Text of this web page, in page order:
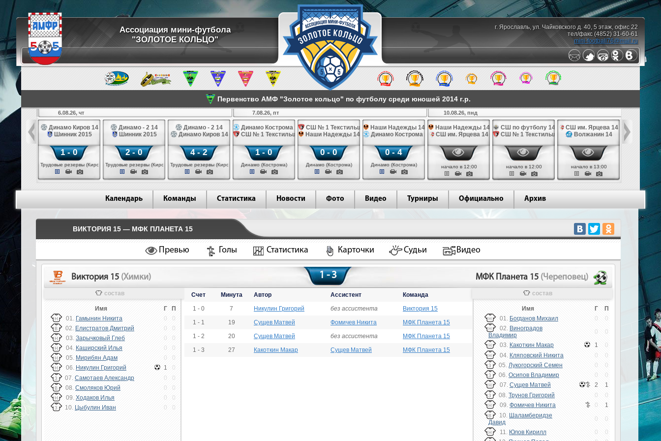
Ассоциация мини-футбола
"ЗОЛОТОЕ КОЛЬЦО"
г. Ярославль, ул. Чайковского д. 40, 5 этаж, офис 22
тел/факс (4852) 31-60-61
mini-football76@mail.ru
Первенство АМФ "Золотое кольцо" по футболу среди юношей 2014 г.р.
белые 14
6.08.26, чт
Динамо Киров 14
Шинник 2015
1 - 0
Трудовые резервы (Киров)
Динамо - 2 14
Шинник 2015
2 - 0
Трудовые резервы (Киров)
Динамо - 2 14
Динамо Киров 14
4 - 2
Трудовые резервы (Киров)
7.08.26, пт
Динамо Кострома 14
СШ № 1 Текстильщик 14
1 - 0
Динамо (Кострома)
СШ № 1 Текстильщик 14
Наши Надежды 14
0 - 0
Динамо (Кострома)
Наши Надежды 14
Динамо Кострома 14
0 - 4
Динамо (Кострома)
10.08.26, пнд
Наши Надежды 14
СШ им. Ярцева 14
начало в 12:00
СШ по футболу 14
СШ № 1 Текстильщик 14
начало в 12:00
СШ им. Ярцева 14
Волжанин 14
начало в 13:00
Календарь Команды Статистика Новости Фото Видео Турниры Официально Архив
ВИКТОРИЯ 15 — МФК ПЛАНЕТА 15
Превью Голы Статистика Карточки Судьи Видео
Виктория 15 (Химки) 1 - 3 МФК Планета 15 (Череповец)
состав
Имя Г П
Н 01. Гамынин Никита 0 0
В 02. Елистратов Дмитрий 0 0
Н 03. Зарычковый Глеб 0 0
Н 04. Каширский Илья 0 0
Н 05. Мирибян Адам 0 0
Н 06. Никулин Григорий 1 0
З 07. Самотаев Александр 0 0
В 08. Смоляков Юрий 0 0
Н 09. Ходаков Илья 0 0
З 10. Цыбулин Иван 0 0
Счет Минута Автор Ассистент
Команда
1 - 0
7 Никулин Григорий без ассистента
Виктория 15
1 - 1
19 Сущев Матвей Фомичев Никита
МФК Планета 15
1 - 2
20 Сущев Матвей без ассистента
МФК Планета 15
1 - 3
27 Какоткин Макар Сущев Матвей МФК Планета 15
состав
Имя Г П
Н 01. Богданов Михаил 0 0
Н 02. Виноградов
Владимир
0 0
Н 03. Какоткин Макар 1 0
Н 04. Кляповский Никита 0 0
З 05. Лукогорский Семен 0 0
З 06. Осипов Владимир 0 0
Н 07. Сущев Матвей 2 1
З 08. Трунов Григорий 0 0
Н 09. Фомичев Никита 0 1
В 10. Шаламберидзе
Давид
0 0
Н 11. Юлов Кирилл 0 0